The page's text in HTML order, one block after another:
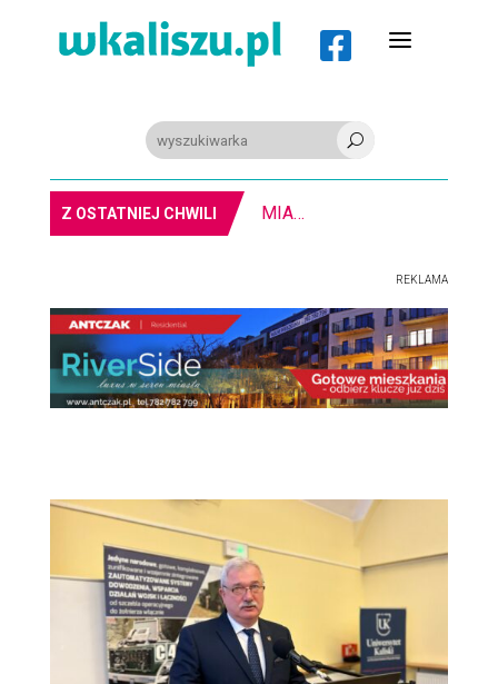
 a
U
Z OSTATNIEJ CHWILI 8-11.8. Warsztaty pisania ikon w Pałacu Lipskich
REKLAMA